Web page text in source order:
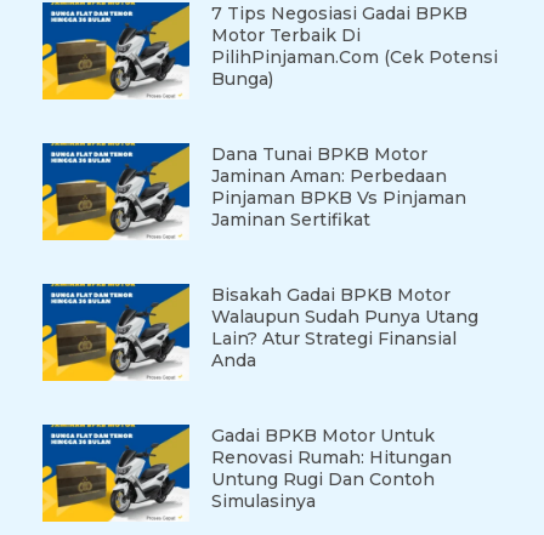
7 Tips Negosiasi Gadai BPKB
Motor Terbaik Di
PilihPinjaman.com (Cek Potensi
Bunga)
Dana Tunai BPKB Motor
Jaminan Aman: Perbedaan
Pinjaman BPKB Vs Pinjaman
Jaminan Sertifikat
Bisakah Gadai BPKB Motor
Walaupun Sudah Punya Utang
Lain? Atur Strategi Finansial
Anda
Gadai BPKB Motor Untuk
Renovasi Rumah: Hitungan
Untung Rugi Dan Contoh
Simulasinya